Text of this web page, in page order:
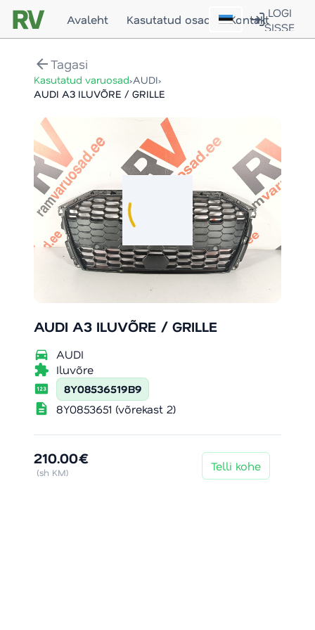
Avaleht Kasutatud osad KontaktLOGI
SISSE
arrow_backTagasi
Kasutatud varuosad›AUDI›
AUDI A3 ILUVÕRE / GRILLE
AUDI A3 ILUVÕRE / GRILLE
directions_car AUDI
extension Iluvõre
pin 8Y08536519B9
description 8Y0853651 (võrekast 2)
210.00€
(sh KM) Telli kohe